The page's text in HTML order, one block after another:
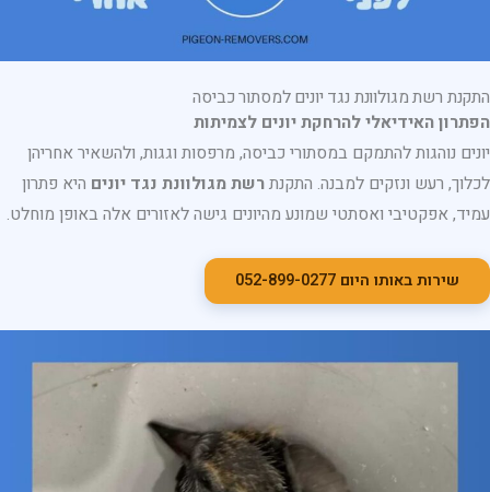
התקנת רשת מגולוונת נגד יונים למסתור כביסה
הפתרון האידיאלי להרחקת יונים לצמיתות
יונים נוהגות להתמקם במסתורי כביסה, מרפסות וגגות, ולהשאיר אחריהן
לכלוך, רעש ונזקים למבנה. התקנתרשת מגולוונת נגד יונים היא פתרון
עמיד, אפקטיבי ואסתטי שמונע מהיונים גישה לאזורים אלה באופן מוחלט.
שירות באותו היום 052-899-0277